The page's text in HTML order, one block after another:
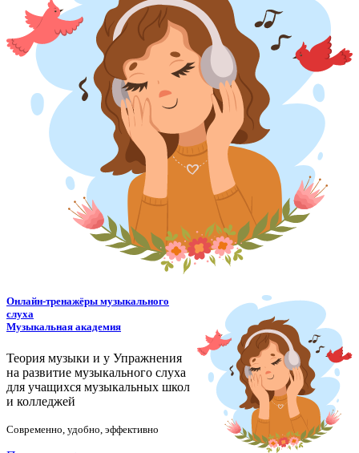
Онлайн-тренажёры музыкального
слуха
Музыкальная академия
Теория музыки и у Упражнения
на развитие музыкального слуха
для учащихся музыкальных школ
и колледжей
Современно, удобно, эффективно